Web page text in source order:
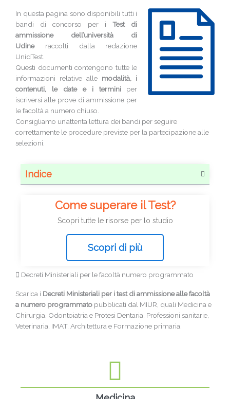
In questa pagina sono disponibili tutti i
bandi di concorso per iTest di
ammissione dell’università di
Udineraccolti dalla redazione
UnidTest.
Questi documenti contengono tutte le
informazioni relative alle modalità, i
contenuti, le date e i terminiper
iscriversi alle prove di ammissione per
le facoltà a numero chiuso.
Consigliamo un’attenta lettura dei bandi per seguire
correttamente le procedure previste per la partecipazione alle
selezioni.
Indice
Come superare il Test?
Scopri tutte le risorse per lo studio
Scopri di più
Decreti Ministeriali per le facoltà numero programmato
Scarica i Decreti Ministeriali per i test di ammissione alle facoltà
a numero programmato pubblicati dal MIUR, quali Medicina e
Chirurgia, Odontoiatria e Protesi Dentaria, Professioni sanitarie,
Veterinaria, IMAT, Architettura e Formazione primaria.